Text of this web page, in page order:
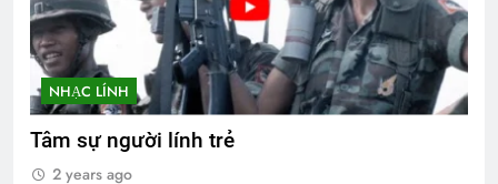
NHẠC LÍNH
Tâm sự người lính trẻ
2 years ago